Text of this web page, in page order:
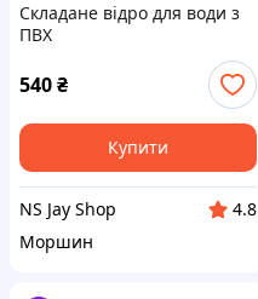
Складане відро для води з
ПВХ
Naturehike NH20SJ040, 20 л,
світло-коричневий
540₴
Купити
NS Jay Shop
4.8
Моршин